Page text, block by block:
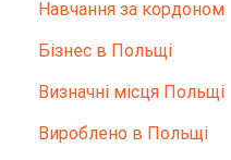
Hавчання за кордоном
Бізнес в Польщі
Визначні місця Польщі
Вироблено в Польщі